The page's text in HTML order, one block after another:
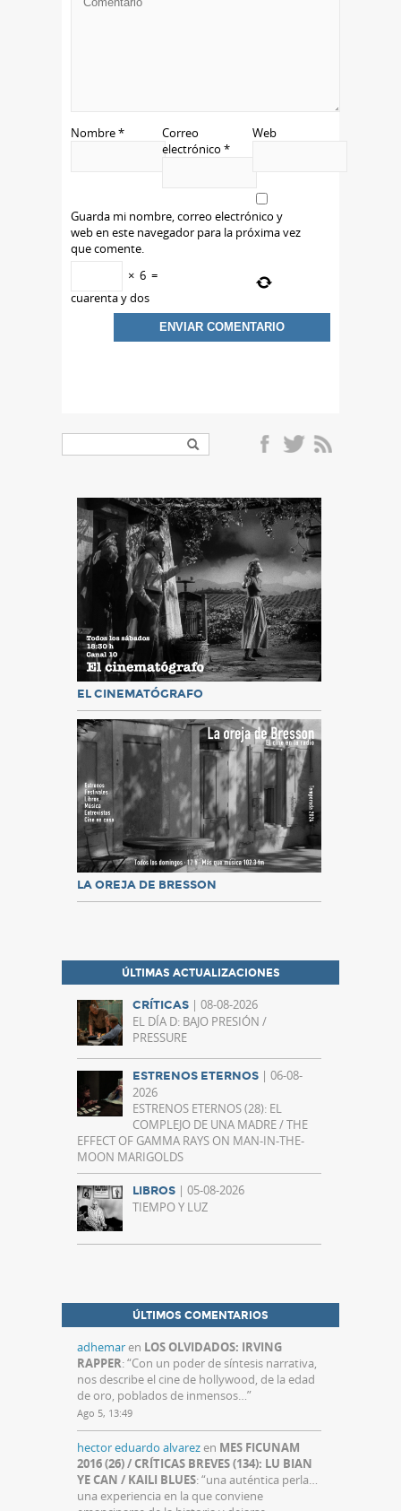
Nombre*
Correo
electrónico *
Web
Guarda mi nombre, correo electrónico y
web en este navegador para la próxima vez
que comente.
× 6 =
cuarenta y dos
EL CINEMATÓGRAFO
LA OREJA DE BRESSON
ÚLTIMAS ACTUALIZACIONES
CRÍTICAS | 08-08-2026
EL DÍA D: BAJO PRESIÓN /
PRESSURE
ESTRENOS ETERNOS | 06-08-
2026
ESTRENOS ETERNOS (28): EL
COMPLEJO DE UNA MADRE / THE
EFFECT OF GAMMA RAYS ON MAN-IN-THE-
MOON MARIGOLDS
LIBROS | 05-08-2026
TIEMPO Y LUZ
ÚLTIMOS COMENTARIOS
adhemaren LOS OLVIDADOS: IRVING
RAPPER: “Con un poder de síntesis narrativa,
nos describe el cine de hollywood, de la edad
de oro, poblados de inmensos… ”
Ago 5, 13:49
hector eduardo alvarezen MES FICUNAM
2016 (26) / CRÍTICAS BREVES (134): LU BIAN
YE CAN / KAILI BLUES: “una auténtica perla…
una experiencia en la que conviene